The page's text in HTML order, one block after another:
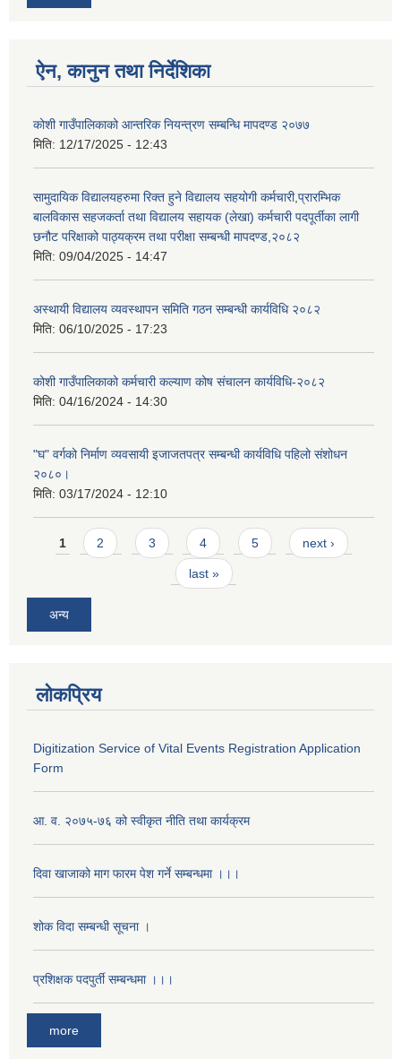
ऐन, कानुन तथा निर्देशिका
कोशी गाउँपालिकाको आन्तरिक नियन्त्रण सम्बन्धि मापदण्ड २०७७
मिति: 12/17/2025 - 12:43
सामुदायिक विद्यालयहरुमा रिक्त हुने विद्यालय सहयोगी कर्मचारी,प्रारम्भिक
बालविकास सहजकर्ता तथा विद्यालय सहायक (लेखा) कर्मचारी पदपूर्तीका लागी
छनौट परिक्षाको पाठ्यक्रम तथा परीक्षा सम्बन्धी मापदण्ड,२०८२
मिति: 09/04/2025 - 14:47
अस्थायी विद्यालय व्यवस्थापन समिति गठन सम्बन्धी कार्यविधि २०८२
मिति: 06/10/2025 - 17:23
कोशी गाउँपालिकाको कर्मचारी कल्याण कोष संचालन कार्यविधि-२०८२
मिति: 04/16/2024 - 14:30
"घ" वर्गको निर्माण व्यवसायी इजाजतपत्र सम्बन्धी कार्यविधि पहिलो संशोधन
२०८०।
मिति: 03/17/2024 - 12:10
Pages
1 2 3 4 5 next ›
last »
अन्य
लोकप्रिय
Digitization Service of Vital Events Registration Application
Form
आ. व. २०७५-७६ को स्वीकृत नीति तथा कार्यक्रम
दिवा खाजाको माग फारम पेश गर्ने सम्बन्धमा ।।।
शोक विदा सम्बन्धी सूचना ।
प्रशिक्षक पदपुर्ती सम्बन्धमा ।।।
more